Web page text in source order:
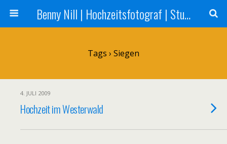
Benny Nill | Hochzeitsfotograf | Stuttgart, Tübingen, Reutlingen
Tags › Siegen
4. JULI 2009
Hochzeit im Westerwald